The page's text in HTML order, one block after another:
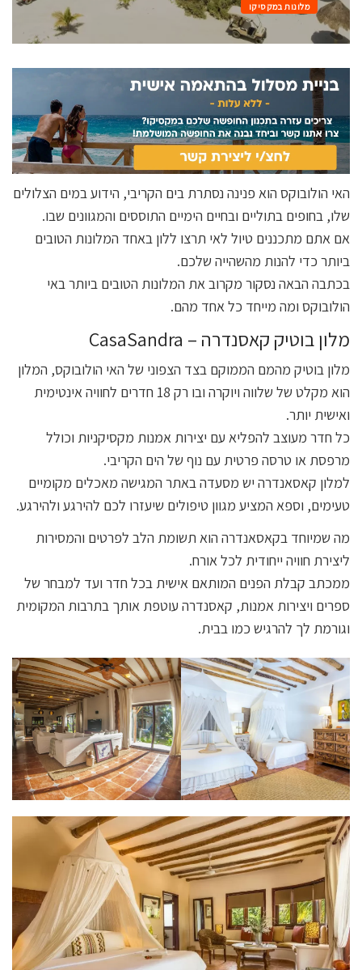
מלונות במקסיקו
האי הולובוקס הוא פנינה נסתרת בים הקריבי, הידוע במים הצלולים
שלו, בחופים בתוליים ובחיים הימיים התוססים והמגוונים שבו.
אם אתם מתכננים טיול לאי תרצו ללון באחד המלונות הטובים
ביותר כדי להנות מהשהייה שלכם.
בכתבה הבאה נסקור מקרוב את המלונות הטובים ביותר באי
הולובוקס ומה מייחד כל אחד מהם.
מלון בוטיק קאסנדרה – CasaSandra
מלון בוטיק מהמם הממוקם בצד הצפוני של האי הולובוקס, המלון
הוא מקלט של שלווה ויוקרה ובו רק 18 חדרים לחוויה אינטימית
ואישית יותר.
כל חדר מעוצב להפליא עם יצירות אמנות מקסיקניות וכולל
מרפסת או טרסה פרטית עם נוף של הים הקריבי.
למלון קאסאנדרה יש מסעדה באתר המגישה מאכלים מקומיים
טעימים, וספא המציע מגוון טיפולים שיעזרו לכם להירגע ולהירגע.
מה שמיוחד בקאסאנדרה הוא תשומת הלב לפרטים והמסירות
ליצירת חוויה ייחודית לכל אורח.
ממכתב קבלת הפנים המותאם אישית בכל חדר ועד למבחר של
ספרים ויצירות אמנות, קאסנדרה עוטפת אותך בתרבות המקומית
וגורמת לך להרגיש כמו בבית.